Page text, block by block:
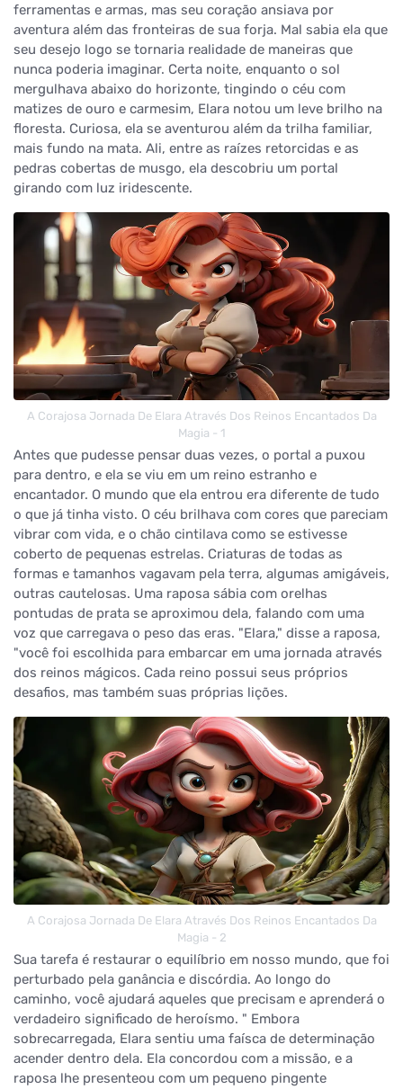
ferramentas e armas, mas seu coração ansiava por
aventura além das fronteiras de sua forja. Mal sabia ela que
seu desejo logo se tornaria realidade de maneiras que
nunca poderia imaginar. Certa noite, enquanto o sol
mergulhava abaixo do horizonte, tingindo o céu com
matizes de ouro e carmesim, Elara notou um leve brilho na
floresta. Curiosa, ela se aventurou além da trilha familiar,
mais fundo na mata. Ali, entre as raízes retorcidas e as
pedras cobertas de musgo, ela descobriu um portal
girando com luz iridescente.
A Corajosa Jornada De Elara Através Dos Reinos Encantados Da
Magia - 1
Antes que pudesse pensar duas vezes, o portal a puxou
para dentro, e ela se viu em um reino estranho e
encantador. O mundo que ela entrou era diferente de tudo
o que já tinha visto. O céu brilhava com cores que pareciam
vibrar com vida, e o chão cintilava como se estivesse
coberto de pequenas estrelas. Criaturas de todas as
formas e tamanhos vagavam pela terra, algumas amigáveis,
outras cautelosas. Uma raposa sábia com orelhas
pontudas de prata se aproximou dela, falando com uma
voz que carregava o peso das eras. "Elara," disse a raposa,
"você foi escolhida para embarcar em uma jornada através
dos reinos mágicos. Cada reino possui seus próprios
desafios, mas também suas próprias lições.
A Corajosa Jornada De Elara Através Dos Reinos Encantados Da
Magia - 2
Sua tarefa é restaurar o equilíbrio em nosso mundo, que foi
perturbado pela ganância e discórdia. Ao longo do
caminho, você ajudará aqueles que precisam e aprenderá o
verdadeiro significado de heroísmo. " Embora
sobrecarregada, Elara sentiu uma faísca de determinação
acender dentro dela. Ela concordou com a missão, e a
raposa lhe presenteou com um pequeno pingente